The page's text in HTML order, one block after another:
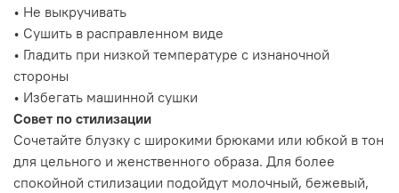
• Не выкручивать
• Сушить в расправленном виде
• Гладить при низкой температуре с изнаночной
стороны
• Избегать машинной сушки
Совет по стилизации
Сочетайте блузку с широкими брюками или юбкой в тон
для цельного и женственного образа. Для более
спокойной стилизации подойдут молочный, бежевый,